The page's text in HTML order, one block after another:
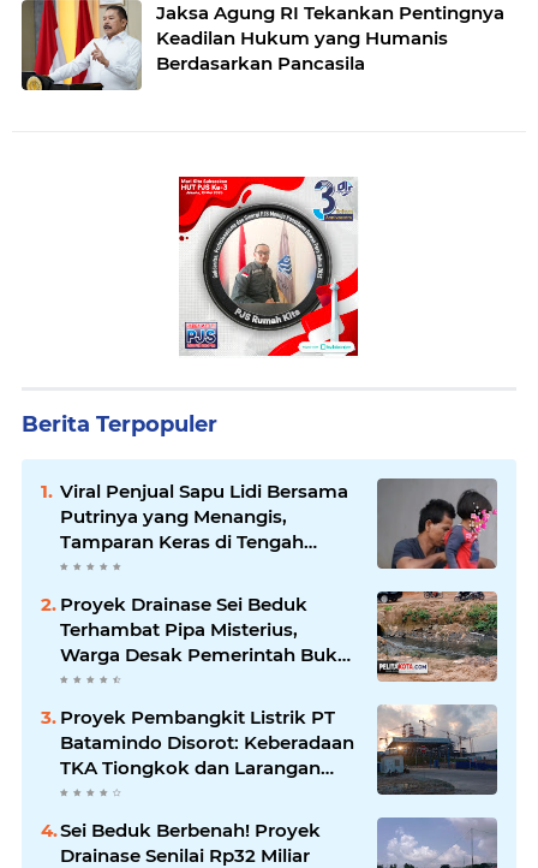
Jaksa Agung RI Tekankan Pentingnya
Keadilan Hukum yang Humanis
Berdasarkan Pancasila
Berita Terpopuler
Viral Penjual Sapu Lidi Bersama
Putrinya yang Menangis,
Tamparan Keras di Tengah
Maraknya Korupsi
Proyek Drainase Sei Beduk
Terhambat Pipa Misterius,
Warga Desak Pemerintah Buka
Hasil Uji Sampel Air
Proyek Pembangkit Listrik PT
Batamindo Disorot: Keberadaan
TKA Tiongkok dan Larangan
Liputan Wartawan Jadi
Perhatian
Sei Beduk Berbenah! Proyek
Drainase Senilai Rp32 Miliar